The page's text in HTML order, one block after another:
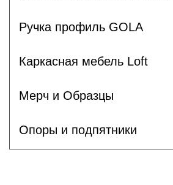
Ручка профиль GOLA
Каркасная мебель Loft
Мерч и Образцы
Опоры и подпятники